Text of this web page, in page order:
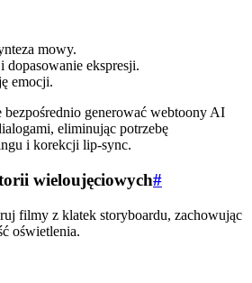
mowy.
dopasowanie ekspresji.
emocji.
bezpośrednio generować webtoony AI
eliminując potrzebę
i korekcji lip-sync.
wieloujęciowych#
filmy z klatek storyboardu, zachowując
oświetlenia.